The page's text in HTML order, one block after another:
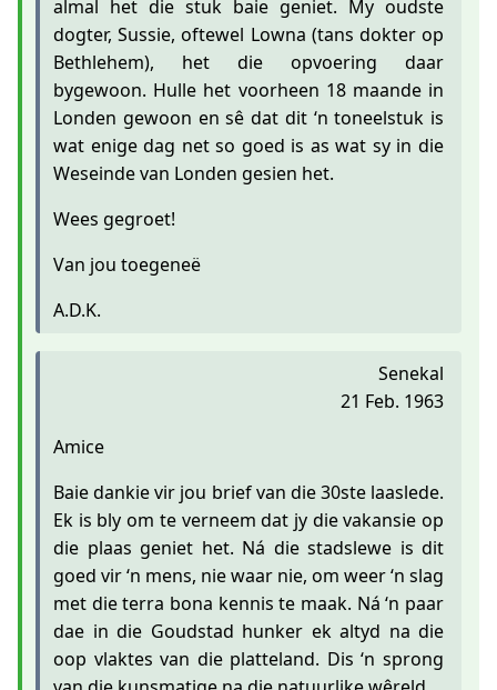
almal het die stuk baie geniet. My oudste
dogter, Sussie, oftewel Lowna (tans dokter op
Bethlehem), het die opvoering daar
bygewoon. Hulle het voorheen 18 maande in
Londen gewoon en sê dat dit ‘n toneelstuk is
wat enige dag net so goed is as wat sy in die
Weseinde van Londen gesien het.
Wees gegroet!
Van jou toegeneë
A.D.K.
Senekal
21 Feb. 1963
Amice
Baie dankie vir jou brief van die 30ste laaslede.
Ek is bly om te verneem dat jy die vakansie op
die plaas geniet het. Ná die stadslewe is dit
goed vir ‘n mens, nie waar nie, om weer ‘n slag
met die terra bona kennis te maak. Ná ‘n paar
dae in die Goudstad hunker ek altyd na die
oop vlaktes van die platteland. Dis ‘n sprong